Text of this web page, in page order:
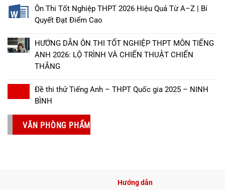
Ôn Thi Tốt Nghiệp THPT 2026 Hiệu Quả Từ A–Z | Bí
Quyết Đạt Điểm Cao
HƯỚNG DẪN ÔN THI TỐT NGHIỆP THPT MÔN TIẾNG
ANH 2026: LỘ TRÌNH VÀ CHIẾN THUẬT CHIẾN
THẮNG
Đề thi thử Tiếng Anh – THPT Quốc gia 2025 – NINH
BÌNH
VĂN PHÒNG PHẨM
Hướng dẫn